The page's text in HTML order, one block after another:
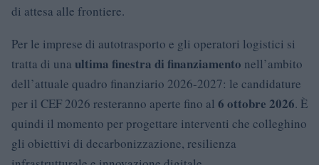
di attesa alle frontiere.
Per le imprese di autotrasporto e gli operatori logistici si
tratta di una ultima finestra di finanziamento nell’ambito
dell’attuale quadro finanziario 2026-2027: le candidature
per il CEF 2026 resteranno aperte fino al 6 ottobre 2026. È
quindi il momento per progettare interventi che colleghino
gli obiettivi di decarbonizzazione, resilienza